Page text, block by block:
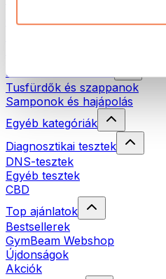
Öko háztartás
Natúrkozmetikumok
Tusfürdők és szappanok
Samponok és hajápolás
Egyéb kategóriák
Diagnosztikai tesztek
DNS-tesztek
Egyéb tesztek
CBD
Top ajánlatok
Bestsellerek
GymBeam Webshop
Újdonságok
Akciók